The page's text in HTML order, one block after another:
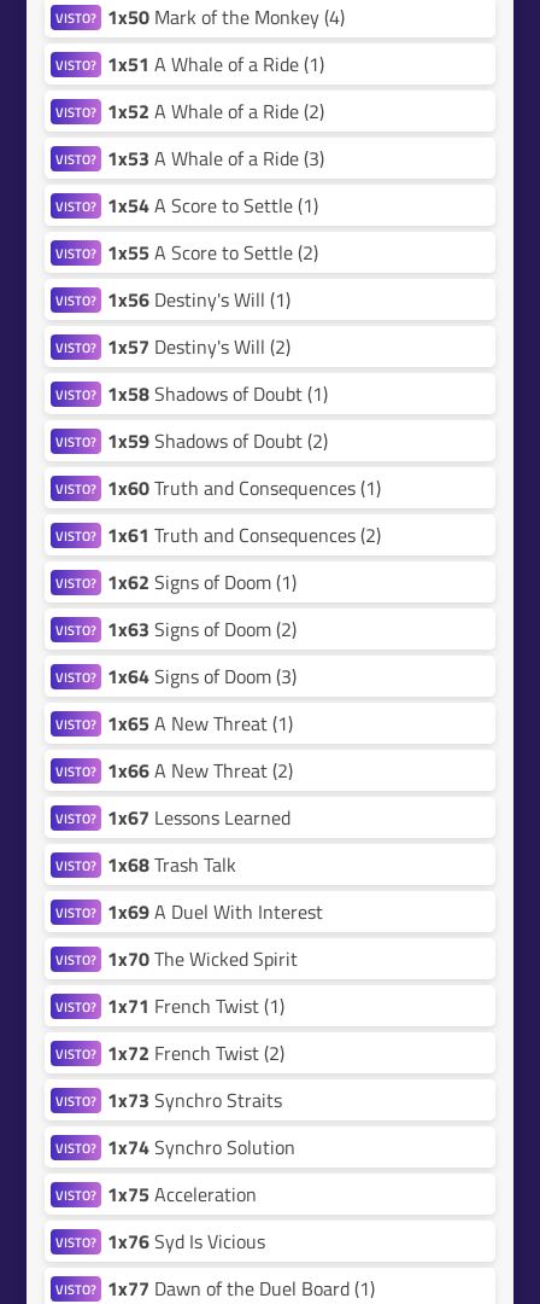
VISTO? 1x50 Mark of the Monkey (4)
VISTO? 1x51 A Whale of a Ride (1)
VISTO? 1x52 A Whale of a Ride (2)
VISTO? 1x53 A Whale of a Ride (3)
VISTO? 1x54A Score to Settle (1)
VISTO? 1x55 A Score to Settle (2)
VISTO? 1x56 Destiny's Will (1)
VISTO? 1x57 Destiny's Will (2)
VISTO? 1x58Shadows of Doubt (1)
VISTO? 1x59Shadows of Doubt (2)
VISTO? 1x60Truth and Consequences (1)
VISTO? 1x61 Truth and Consequences (2)
VISTO? 1x62 Signs of Doom (1)
VISTO? 1x63 Signs of Doom (2)
VISTO? 1x64Signs of Doom (3)
VISTO? 1x65 A New Threat (1)
VISTO? 1x66A New Threat (2)
VISTO? 1x67 Lessons Learned
VISTO? 1x68Trash Talk
VISTO? 1x69A Duel With Interest
VISTO? 1x70The Wicked Spirit
VISTO? 1x71 French Twist (1)
VISTO? 1x72 French Twist (2)
VISTO? 1x73 Synchro Straits
VISTO? 1x74Synchro Solution
VISTO? 1x75 Acceleration
VISTO? 1x76Syd Is Vicious
VISTO? 1x77 Dawn of the Duel Board (1)